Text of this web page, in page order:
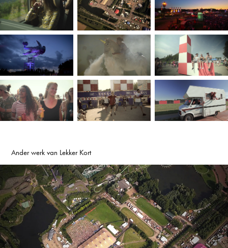
Ander werk van Lekker Kort
A Campingflight to Lowlands Paradise 2013
2022